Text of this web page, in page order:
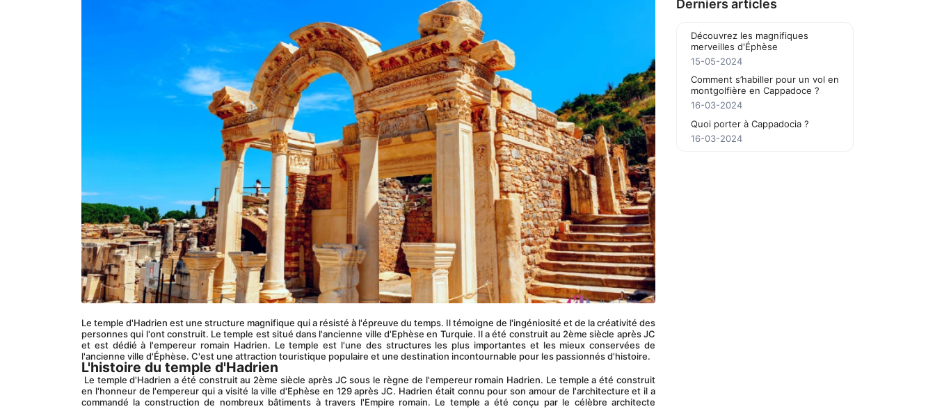
Le temple d'Hadrien est une structure magnifique qui a résisté à l'épreuve du temps. Il témoigne de l'ingéniosité et de la créativité des
personnes qui l'ont construit. Le temple est situé dans l'ancienne ville d'Ephèse en Turquie. Il a été construit au 2ème siècle après JC
et est dédié à l'empereur romain Hadrien. Le temple est l'une des structures les plus importantes et les mieux conservées de
l'ancienne ville d'Éphèse. C'est une attraction touristique populaire et une destination incontournable pour les passionnés d'histoire.
L'histoire du temple d'Hadrien
en l'honneur de l'empereur qui a visité la ville d'Ephèse en 129 après JC. Hadrien était connu pour son amour de l'architecture et il a
commandé la construction de nombreux bâtiments à travers l'Empire romain. Le temple a été conçu par le célèbre architecte
Derniers articles
Découvrez les magnifiques
merveilles d'Éphèse
15-05-2024
Comment s’habiller pour un vol en
montgolfière en Cappadoce ?
16-03-2024
Quoi porter à Cappadocia ?
16-03-2024